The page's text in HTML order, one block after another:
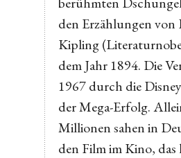
den Erzählungen
Kipling
dem Jahr 1894. Die
1967 durch die
der Mega-Erfolg.
Millionen sahen in
den Film im Kino, das